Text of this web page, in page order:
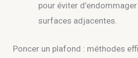
pour éviter
surfaces adjacentes.
Poncer un plafond : méthodes